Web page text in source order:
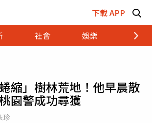
下載 APP
社會 娛樂 財經
縮」樹林荒地！他早晨散
園警成功尋獲
珍